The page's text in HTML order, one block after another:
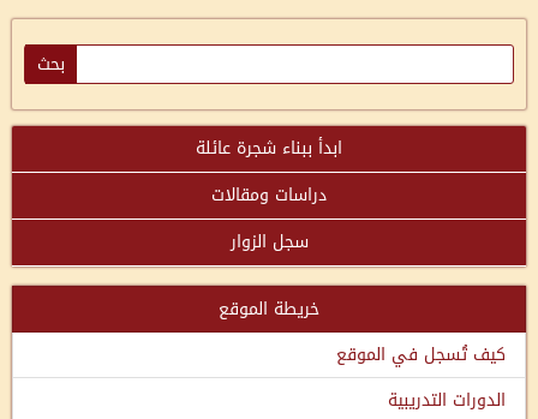
ابدأ ببناء شجرة عائلة
دراسات ومقالات
سجل الزوار
خريطة الموقع
كيف تُسجل في الموقع
الدورات التدريبية